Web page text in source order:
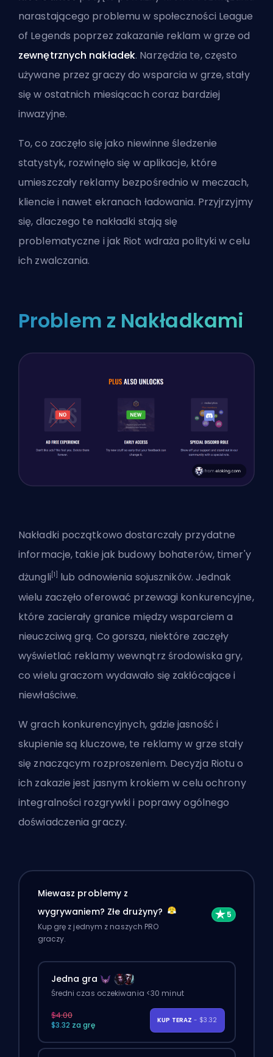
narastającego problemu w społeczności League
of Legends poprzez zakazanie reklam w grze od
zewnętrznych nakładek. Narzędzia te, często
używane przez graczy do wsparcia w grze, stały
się w ostatnich miesiącach coraz bardziej
inwazyjne.
To, co zaczęło się jako niewinne śledzenie
statystyk, rozwinęło się w aplikacje, które
umieszczały reklamy bezpośrednio w meczach,
kliencie i nawet ekranach ładowania. Przyjrzyjmy
się, dlaczego te nakładki stają się
problematyczne i jak Riot wdraża polityki w celu
ich zwalczania.
Problem z Nakładkami
Nakładki początkowo dostarczały przydatne
informacje, takie jak budowy bohaterów, timer'y
dżungli [1] lub odnowienia sojuszników. Jednak
wielu zaczęło oferować przewagi konkurencyjne,
które zacierały granice między wsparciem a
nieuczciwą grą. Co gorsza, niektóre zaczęły
wyświetlać reklamy wewnątrz środowiska gry,
co wielu graczom wydawało się zakłócające i
niewłaściwe.
W grach konkurencyjnych, gdzie jasność i
skupienie są kluczowe, te reklamy w grze stały
się znaczącym rozproszeniem. Decyzja Riotu o
ich zakazie jest jasnym krokiem w celu ochrony
integralności rozgrywki i poprawy ogólnego
doświadczenia graczy.
Miewasz problemy z
wygrywaniem? Złe drużyny?
Kup grę z jednym z naszych PRO
graczy.
Jedna gra
Średni czas oczekiwania <30 minut
$4.00
$3.32 za grę
KUP TERAZ - $3.32